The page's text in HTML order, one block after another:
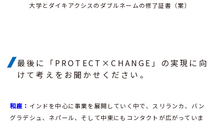
大学とダイキアクシスのダブルネームの修了証書（案）
最後に「PROTECT×CHANGE」の実現に向
けて考えをお聞かせください。
和座： インドを中心に事業を展開していく中で、スリランカ、バン
グラデシュ、ネパール、そして中東にもコンタクトが広がっていま